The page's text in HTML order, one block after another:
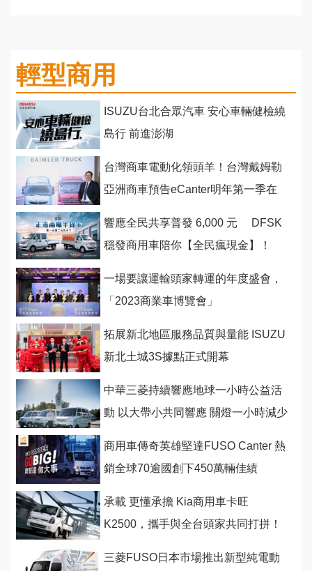
輕型商用
ISUZU台北合眾汽車 安心車輛健檢繞
島行 前進澎湖
台灣商車電動化領頭羊！台灣戴姆勒
亞洲商車預告eCanter明年第一季在
響應全民共享普發 6,000 元 DFSK
穩發商用車陪你【全民瘋現金】！
一場要讓運輸頭家轉運的年度盛會，
「2023商業車博覽會」
拓展新北地區服務品質與量能 ISUZU
新北土城3S據點正式開幕
中華三菱持續響應地球一小時公益活
動 以大帶小共同響應 關燈一小時減少
商用車傳奇英雄堅達FUSO Canter 熱
銷全球70逾國創下450萬輛佳績
承載 更懂承擔 Kia商用車卡旺
K2500，攜手與全台頭家共同打拼！
三菱FUSO日本市場推出新型純電動